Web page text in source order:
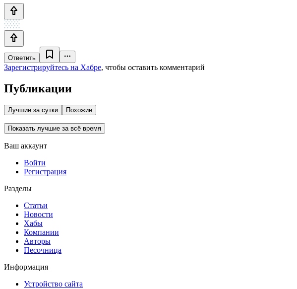
Ответить
Зарегистрируйтесь на Хабре, чтобы оставить комментарий
Публикации
Лучшие за сутки Похожие
Показать лучшие за всё время
Ваш аккаунт
Войти
Регистрация
Разделы
Статьи
Новости
Хабы
Компании
Авторы
Песочница
Информация
Устройство сайта